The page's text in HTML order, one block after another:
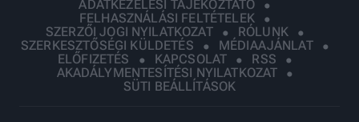
ADATKEZELÉSI TÁJÉKOZTATÓ
FELHASZNÁLÁSI FELTÉTELEK
SZERZŐI JOGI NYILATKOZAT
RÓLUNK
SZERKESZTŐSÉGI KÜLDETÉS
MÉDIAAJÁNLAT
ELŐFIZETÉS
KAPCSOLAT
RSS
AKADÁLYMENTESÍTÉSI NYILATKOZAT
SÜTI BEÁLLÍTÁSOK